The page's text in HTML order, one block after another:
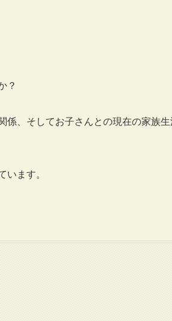
？
係、そしてお子さんとの現在の家族
います。